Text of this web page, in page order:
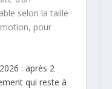
selon la taille
pour
: après 2
qui reste à